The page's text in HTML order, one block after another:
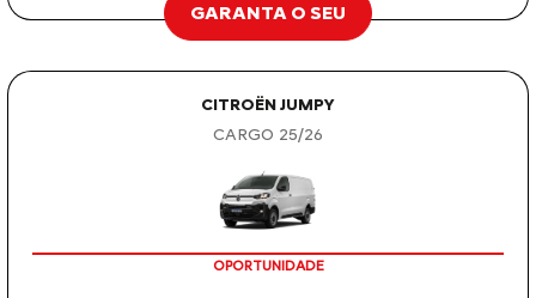
GARANTA O SEU
CITROËN JUMPY
CARGO 25/26
OPORTUNIDADE